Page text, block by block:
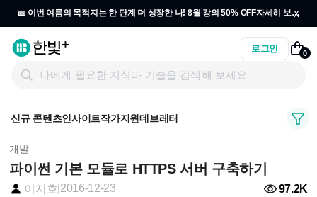
🎫 이번 여름의 목적지는 한 단계 더 성장한 나! 8월 강의 50% OFF자세히 보기
x
로그인 0
신규 콘텐츠인사이트작가지원데브레터
개발
파이썬 기본 모듈로 HTTPS 서버 구축하기
이지호 2016-12-23 97.2K